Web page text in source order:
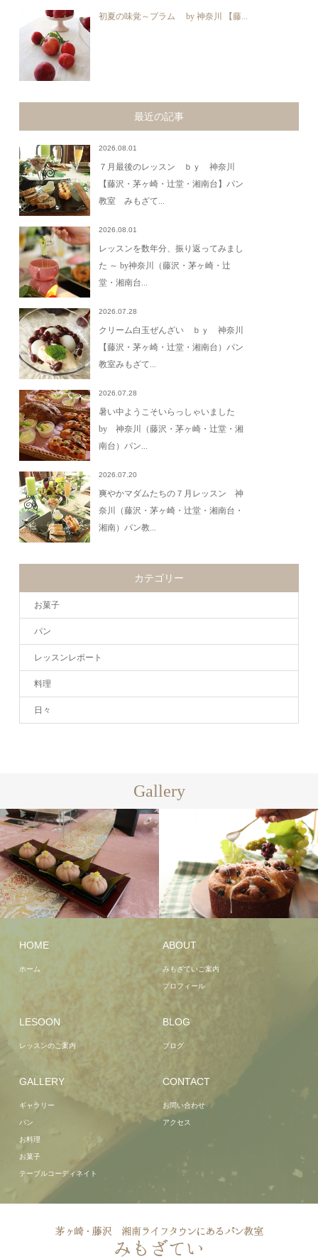
初夏の味覚～プラム by 神奈川 【藤...
最近の記事
2026.08.01
７月最後のレッスン ｂｙ 神奈川
【藤沢・茅ヶ崎・辻堂・湘南台】パン
教室 みもざて...
2026.08.01
レッスンを数年分、振り返ってみまし
た ～ by神奈川（藤沢・茅ヶ崎・辻
堂・湘南台...
2026.07.28
クリーム白玉ぜんざい ｂｙ 神奈川
【藤沢・茅ヶ崎・辻堂・湘南台）パン
教室みもざて...
2026.07.28
暑い中ようこそいらっしゃいました
by 神奈川（藤沢・茅ヶ崎・辻堂・湘
南台）パン...
2026.07.20
爽やかマダムたちの７月レッスン 神
奈川（藤沢・茅ヶ崎・辻堂・湘南台・
湘南）パン教...
カテゴリー
お菓子
パン
レッスンレポート
料理
日々
Gallery
HOME
ホーム
ABOUT
みもざていご案内
プロフィール
LESOON
レッスンのご案内
BLOG
ブログ
GALLERY
ギャラリー
パン
お料理
お菓子
テーブルコーディネイト
CONTACT
お問い合わせ
アクセス